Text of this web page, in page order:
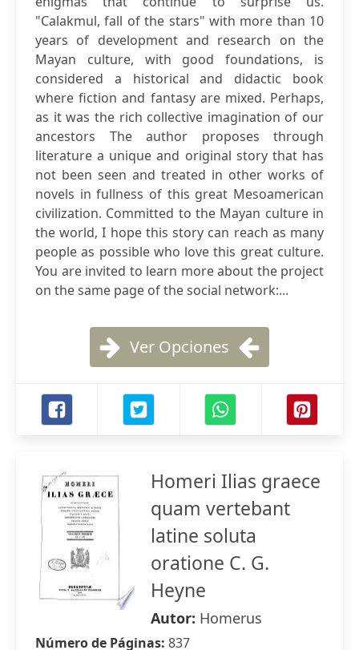
"Calakmul, fall of the stars" with more than 10
years of development and research on the
Mayan culture, with good foundations, is
considered a historical and didactic book
where fiction and fantasy are mixed. Perhaps,
as it was the rich collective imagination of our
ancestors The author proposes through
literature a unique and original story that has
not been seen and treated in other works of
novels in fullness of this great Mesoamerican
civilization. Committed to the Mayan culture in
the world, I hope this story can reach as many
people as possible who love this great culture.
You are invited to learn more about the project
on the same page of the social network:...
Ver Opciones
Homeri Ilias graece
quam vertebant
latine soluta
oratione C. G.
Heyne
Autor: Homerus
Número de Páginas: 837